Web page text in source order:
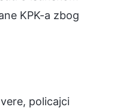
KPK-a zbog
policajci